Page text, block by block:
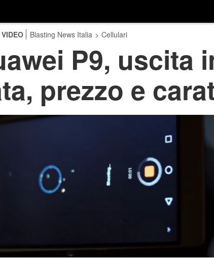
Blasting News Italia > Cellulari
P9, uscita
prezzo e